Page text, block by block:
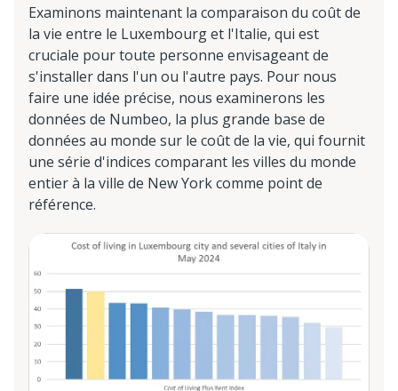
Examinons maintenant la comparaison du coût de
la vie entre le Luxembourg et l'Italie, qui est
cruciale pour toute personne envisageant de
s'installer dans l'un ou l'autre pays. Pour nous
faire une idée précise, nous examinerons les
données de Numbeo, la plus grande base de
données au monde sur le coût de la vie, qui fournit
une série d'indices comparant les villes du monde
entier à la ville de New York comme point de
référence.